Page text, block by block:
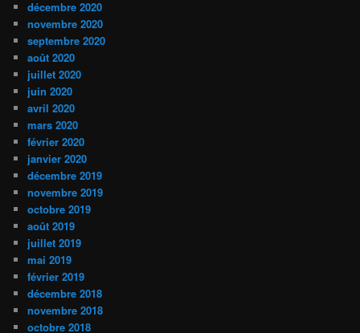
décembre 2020
novembre 2020
septembre 2020
août 2020
juillet 2020
juin 2020
avril 2020
mars 2020
février 2020
janvier 2020
décembre 2019
novembre 2019
octobre 2019
août 2019
juillet 2019
mai 2019
février 2019
décembre 2018
novembre 2018
octobre 2018